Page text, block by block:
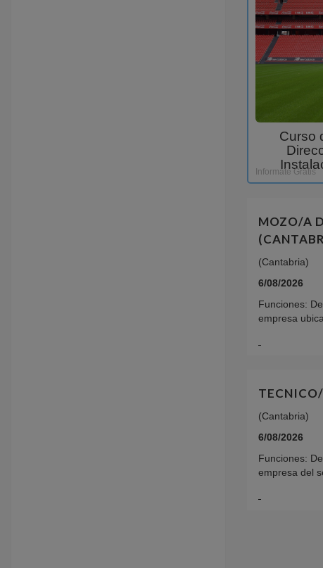
Curso
Informate Gratis
MOZO/A
(Cantabria)
6/08/2026
Funciones:
empresa
(Cantabria)
6/08/2026
Funciones:
empresa del